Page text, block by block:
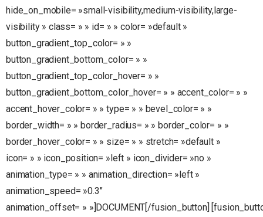
hide_on_mobile= »small-visibility,medium-visibility,large-
visibility » class= » » id= » » color= »default »
button_gradient_top_color= » »
button_gradient_bottom_color= » »
button_gradient_top_color_hover= » »
button_gradient_bottom_color_hover= » » accent_color= » »
accent_hover_color= » » type= » » bevel_color= » »
border_width= » » border_radius= » » border_color= » »
border_hover_color= » » size= » » stretch= »default »
icon= » » icon_position= »left » icon_divider= »no »
animation_type= » » animation_direction= »left »
animation_speed= »0.3″
animation_offset= » »]DOCUMENT[/fusion_button]